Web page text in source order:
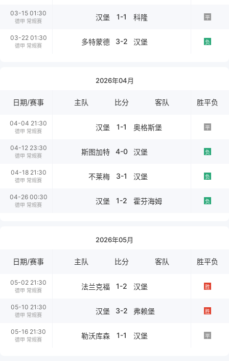
03-15 01:30
德甲 常规赛 汉堡 1-1 科隆 平
03-22 01:30
德甲 常规赛 多特蒙德 3-2 汉堡 负
2026年04月
日期/赛事 主队 比分 客队 胜平负
04-04 21:30
德甲 常规赛 汉堡 1-1 奥格斯堡 平
04-12 23:30
德甲 常规赛 斯图加特 4-0 汉堡 负
04-18 21:30
德甲 常规赛 不莱梅 3-1 汉堡 负
04-26 00:30
德甲 常规赛 汉堡 1-2 霍芬海姆 负
2026年05月
日期/赛事 主队 比分 客队 胜平负
05-02 21:30
德甲 常规赛 法兰克福 1-2 汉堡 胜
05-10 21:30
德甲 常规赛 汉堡 3-2 弗赖堡 胜
05-16 21:30
德甲 常规赛 勒沃库森 1-1 汉堡 平